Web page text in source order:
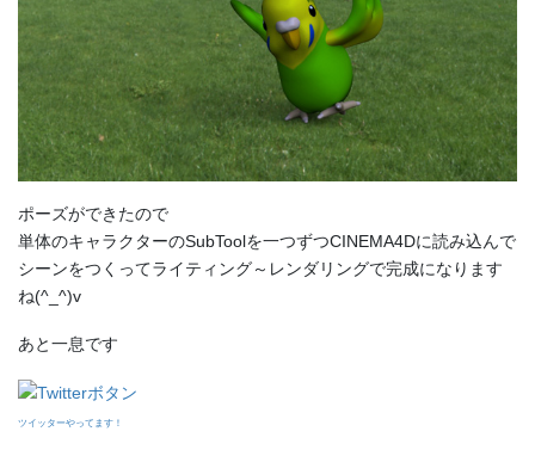
ポーズができたので
単体のキャラクターのSubToolを一つずつCINEMA4Dに読み込んで
シーンをつくってライティング～レンダリングで完成になります
ね(^_^)v
あと一息です
ツイッターやってます！